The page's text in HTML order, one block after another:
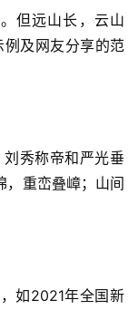
但远山长，云山
及网友分享的范
秀称帝和严光垂
，重峦叠嶂；山间
如2021年全国新